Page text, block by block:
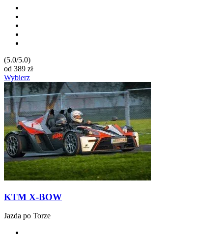
(5.0/5.0)
od 389 zł
Wybierz
KTM X-BOW
Jazda po Torze